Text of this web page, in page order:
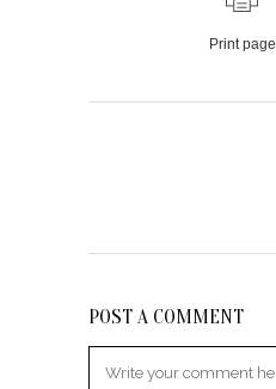
Print page
POST A COMMENT